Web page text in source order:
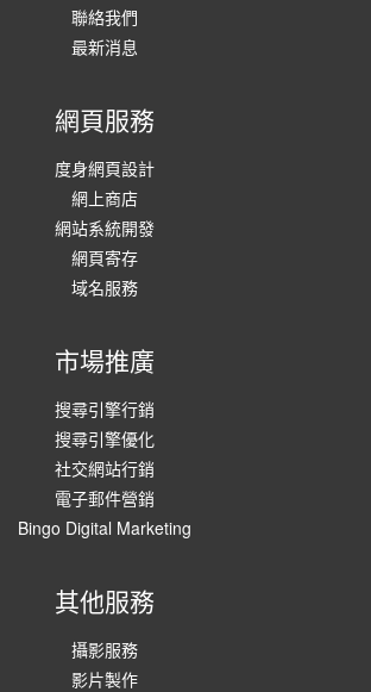
聯絡我們
最新消息
網頁服務
度身網頁設計
網上商店
網站系統開發
網頁寄存
域名服務
市場推廣
搜尋引擎行銷
搜尋引擎優化
社交網站行銷
電子郵件營銷
Bingo Digital Marketing
其他服務
攝影服務
影片製作